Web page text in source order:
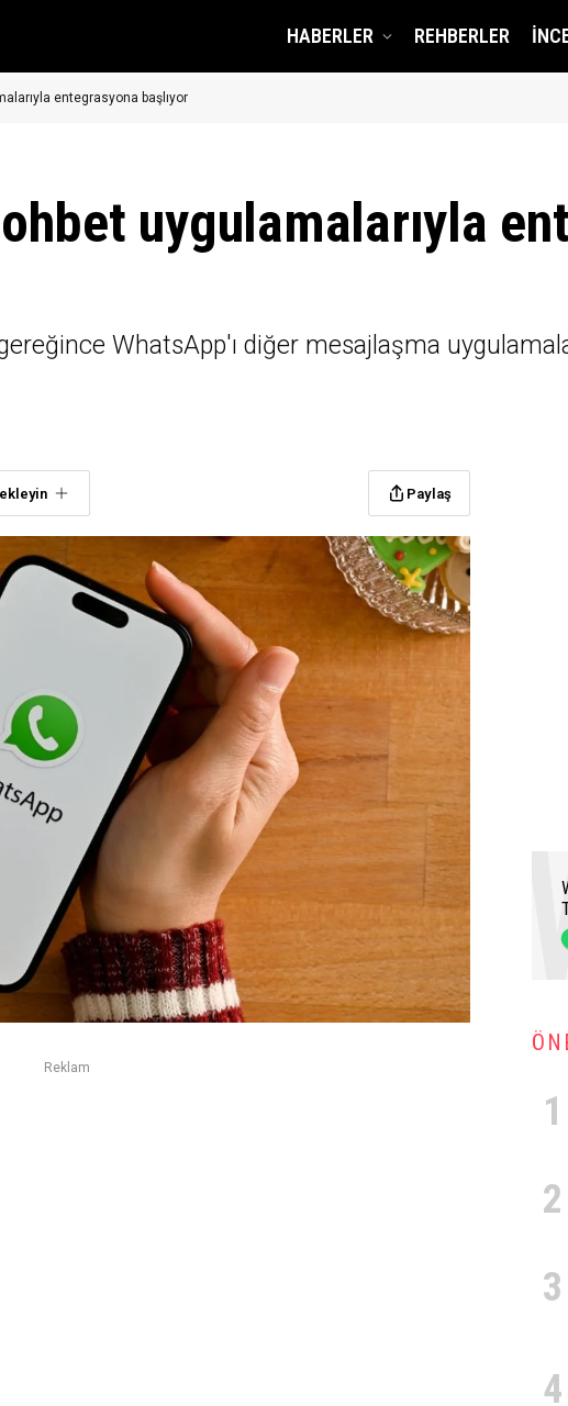
HABERLER REHBERLER
entegrasyona başlıyor
uygulamalarıyla
WhatsApp'ı diğer mesajlaşma
Paylaş
Reklam